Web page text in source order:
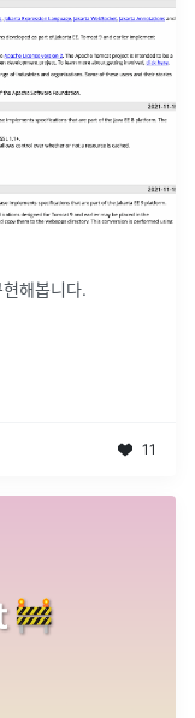
해봅니다.
11